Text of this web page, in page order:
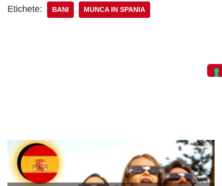
Etichete: BANI MUNCA IN SPANIA